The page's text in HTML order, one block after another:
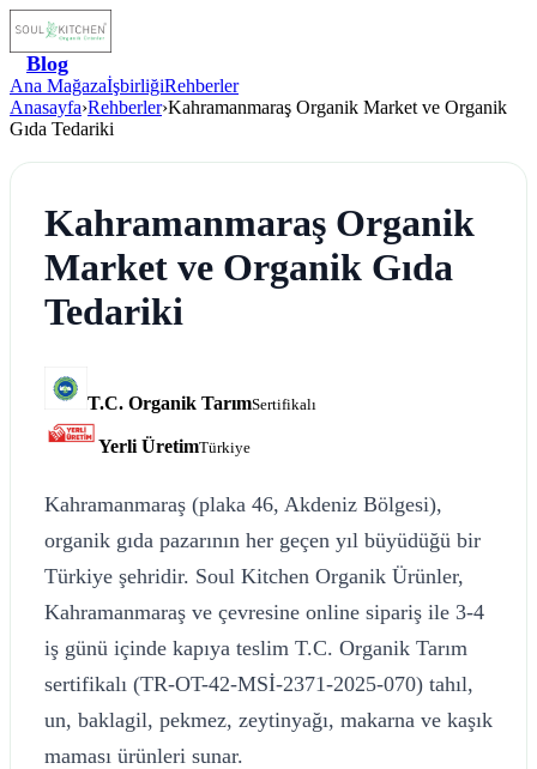
Blog
Ana MağazaİşbirliğiRehberler
Anasayfa›Rehberler›Kahramanmaraş Organik Market ve Organik
Gıda Tedariki
Kahramanmaraş Organik
Market ve Organik Gıda
Tedariki
T.C. Organik TarımSertifikalı
Yerli ÜretimTürkiye
Kahramanmaraş (plaka 46, Akdeniz Bölgesi),
organik gıda pazarının her geçen yıl büyüdüğü bir
Türkiye şehridir. Soul Kitchen Organik Ürünler,
Kahramanmaraş ve çevresine online sipariş ile 3-4
iş günü içinde kapıya teslim T.C. Organik Tarım
sertifikalı (TR-OT-42-MSİ-2371-2025-070) tahıl,
un, baklagil, pekmez, zeytinyağı, makarna ve kaşık
maması ürünleri sunar.